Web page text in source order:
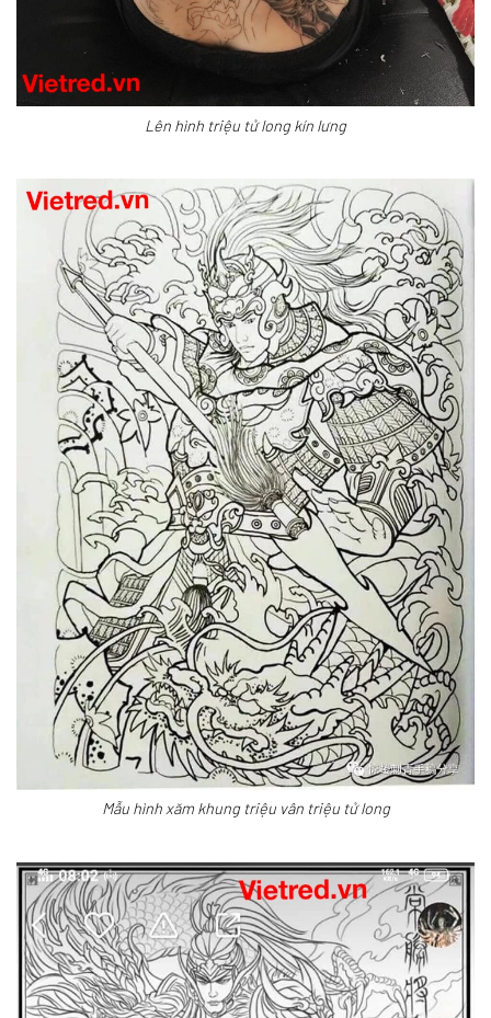
Lên hình triệu tử long kín lưng
Mẫu hình xăm khung triệu vân triệu tử long